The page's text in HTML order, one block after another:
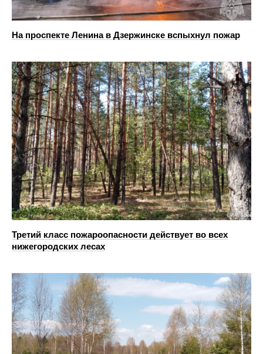
На проспекте Ленина в Дзержинске вспыхнул пожар
Третий класс пожароопасности действует во всех
нижегородских лесах